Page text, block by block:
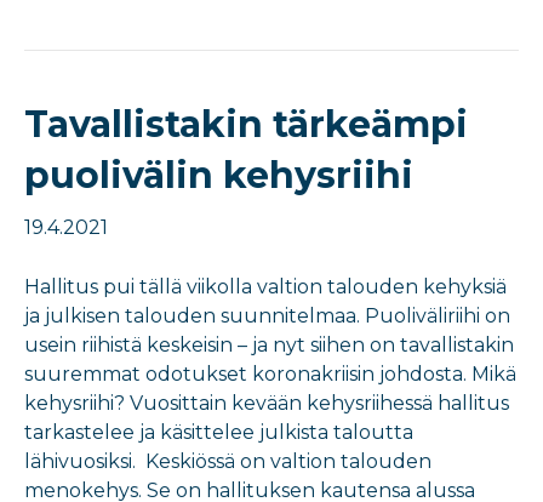
Tavallistakin tärkeämpi
puolivälin kehysriihi
19.4.2021
Hallitus pui tällä viikolla valtion talouden kehyksiä
ja julkisen talouden suunnitelmaa. Puoliväliriihi on
usein riihistä keskeisin – ja nyt siihen on tavallistakin
suuremmat odotukset koronakriisin johdosta. Mikä
kehysriihi? Vuosittain kevään kehysriihessä hallitus
tarkastelee ja käsittelee julkista taloutta
lähivuosiksi. Keskiössä on valtion talouden
menokehys. Se on hallituksen kautensa alussa